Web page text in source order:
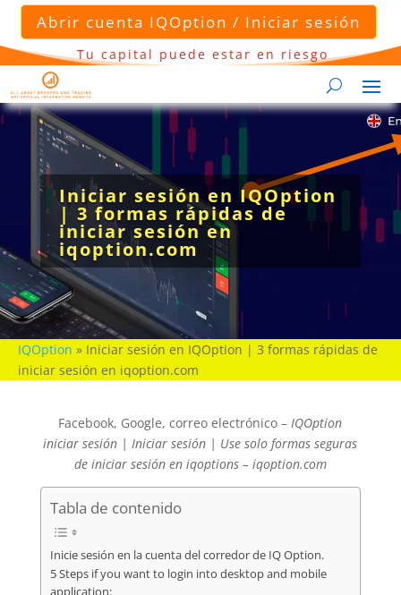
Abrir cuenta IQOption / Iniciar sesión
Tu capital puede estar en riesgo
Iniciar sesión en IQOption
| 3 formas rápidas de
iniciar sesión en
iqoption.com
IQOption » Iniciar sesión en IQOption | 3 formas rápidas de
iniciar sesión en iqoption.com
Facebook, Google, correo electrónico –IQOption
iniciar sesión | Iniciar sesión | Use solo formas seguras
de iniciar sesión en iqoptions – iqoption.com
Tabla de contenido
Inicie sesión en la cuenta del corredor de IQ Option.
5 Steps if you want to login into desktop and mobile